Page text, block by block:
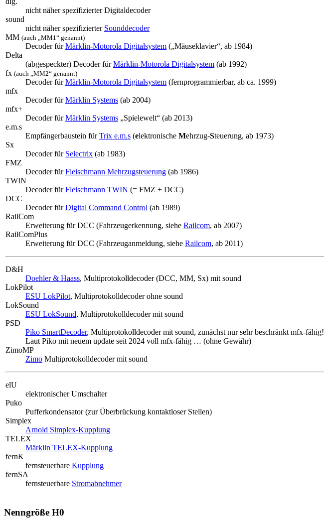
nicht näher spezifizierter Digitaldecoder
sound
nicht näher spezifizierter Sounddecoder
MM (auch „MM1“ genannt)
Decoder fürMärklin-Motorola Digitalsystem („Mäuseklavier“, ab 1984)
Delta
(abgespeckter) Decoder fürMärklin-Motorola Digitalsystem (ab 1992)
fx (auch „MM2“ genannt)
Decoder fürMärklin-Motorola Digitalsystem (fernprogrammierbar, ab ca. 1999)
mfx
Decoder fürMärklin Systems (ab 2004)
mfx+
Decoder fürMärklin Systems „Spielewelt“ (ab 2013)
e.m.s
Empfängerbaustein fürTrix e.m.s (elektronische Mehrzug-Steuerung, ab 1973)
Sx
Decoder für Selectrix (ab 1983)
FMZ
Decoder fürFleischmann Mehrzugsteuerung (ab 1986)
TWIN
Decoder fürFleischmann TWIN (= FMZ + DCC)
DCC
Decoder fürDigital Command Control (ab 1989)
RailCom
Erweiterung für DCC (Fahrzeugerkennung, siehe Railcom, ab 2007)
RailComPlus
Erweiterung für DCC (Fahrzeuganmeldung, siehe Railcom, ab 2011)
D&H
Doehler & Haass, Multiprotokolldecoder (DCC, MM, Sx) mit sound
LokPilot
ESU LokPilot, Multiprotokolldecoder ohne sound
LokSound
ESU LokSound, Multiprotokolldecoder mit sound
PSD
Piko SmartDecoder, Multiprotokolldecoder mit sound, zunächst nur sehr beschränkt mfx-fähig!
Laut Piko mit neuem update seit 2024 voll mfx-fähig … (ohne Gewähr)
ZimoMP
Zimo Multiprotokolldecoder mit sound
elU
elektronischer Umschalter
Puko
Pufferkondensator (zur Überbrückung kontaktloser Stellen)
Simplex
Arnold Simplex-Kupplung
TELEX
Märklin TELEX-Kupplung
fernK
fernsteuerbare Kupplung
fernSA
fernsteuerbare Stromabnehmer
Nenngröße H0